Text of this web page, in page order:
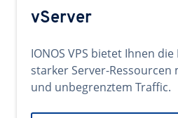
vServer
IONOS VPS bietet Ihnen
starker Server-Ressourcen
und unbegrenztem Traffic.